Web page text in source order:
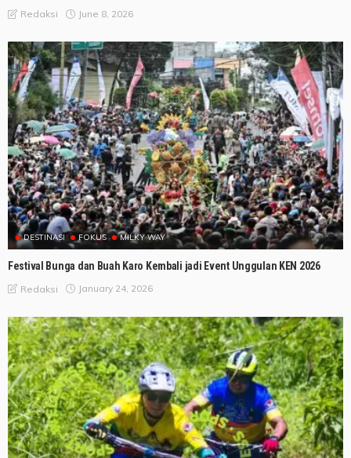
Redaksi June 8, 2026
DESTINASI FOKUS MILKY WAY
Festival Bunga dan Buah Karo Kembali jadi Event Unggulan KEN 2026
Redaksi January 24, 2026